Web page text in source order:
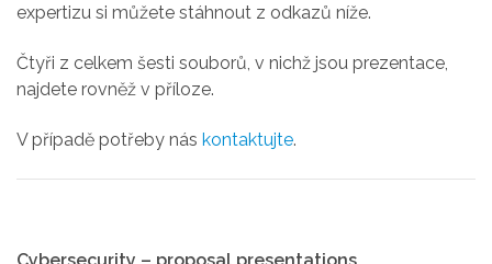
expertizu si můžete stáhnout z odkazů níže.
Čtyři z celkem šesti souborů, v nichž jsou prezentace,
najdete rovněž v příloze.
V případě potřeby nás kontaktujte.